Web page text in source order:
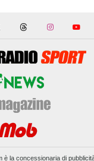
è la concessionaria di